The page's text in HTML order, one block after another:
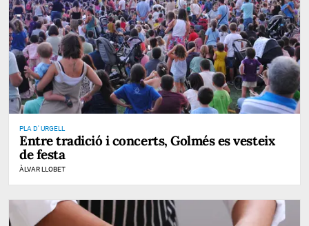
PLA D' URGELL
Entre tradició i concerts, Golmés es vesteix
de festa
ÀLVAR LLOBET